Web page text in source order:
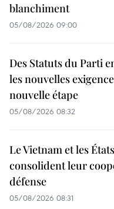
blanchiment
05/08/2026 09:00
Des Statuts du Parti
les nouvelles
nouvelle étape
05/08/2026 08:32
Le Vietnam et les
consolident leur
défense
05/08/2026 08:31